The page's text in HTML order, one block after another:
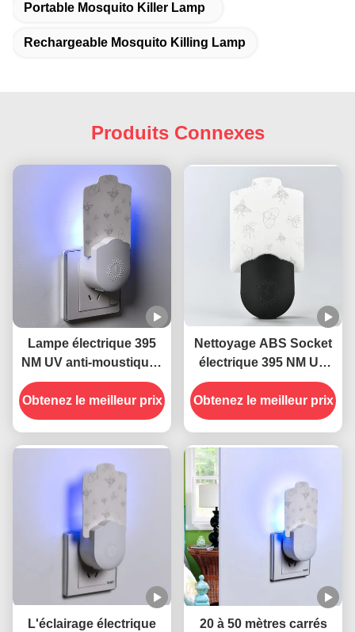
Portable Mosquito Killer Lamp
Rechargeable Mosquito Killing Lamp
Produits Connexes
Lampe électrique 395
NM UV anti-moustiques
anti-insectes volants
Obtenez le meilleur prix
Nettoyage ABS Socket
électrique 395 NM UV
Lampes anti-
moustiques piège anti-
insectes volant
Obtenez le meilleur prix
L'éclairage électrique
20 à 50 mètres carrés